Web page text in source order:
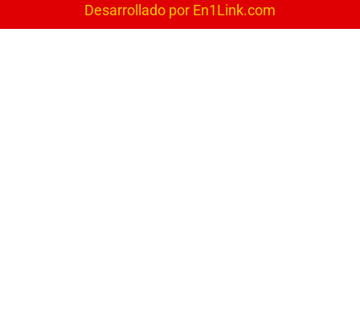
Desarrollado por En1Link.com